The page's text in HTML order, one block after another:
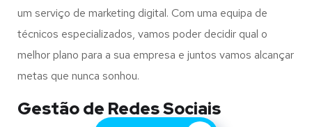
um serviço de marketing digital. Com uma equipa de
técnicos especializados, vamos poder decidir qual o
melhor plano para a sua empresa e juntos vamos alcançar
metas que nunca sonhou.
Gestão de Redes Sociais